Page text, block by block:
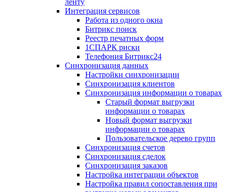
ленту
Интеграция сервисов
Работа из одного окна
Битрикс поиск
Реестр печатных форм
1СПАРК риски
Телефония Битрикс24
Синхронизация данных
Настройки синхронизации
Синхронизация клиентов
Синхронизация информации о товарах
Старый формат выгрузки
информации о товарах
Новый формат выгрузки
информации о товарах
Пользовательское дерево групп
Синхронизация счетов
Синхронизация сделок
Синхронизация заказов
Настройка интеграции объектов
Настройка правил сопоставления при